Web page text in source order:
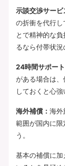
示談交渉サービ
の折衝を代行し
とで精神的な
るなら付帯状況
24時間サポート
がある場合は
しておくと心強
海外補償： 海外
範囲が国内に
う。
基本の補償に